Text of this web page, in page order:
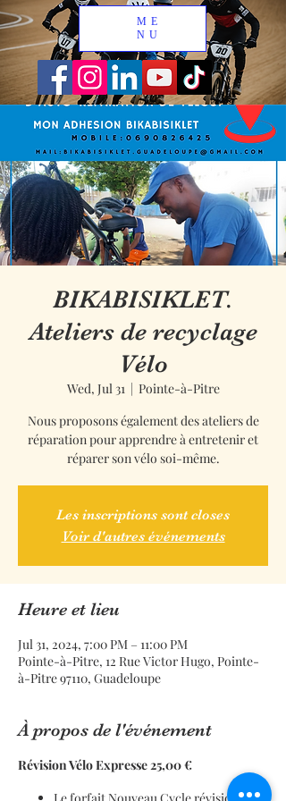
ME
NU
BIKABISIKLET.
Ateliers de recyclage
Vélo
Wed, Jul 31
  |
Pointe-à-Pitre
Nous proposons également des ateliers de
réparation pour apprendre à entretenir et
réparer son vélo soi-même.
Les inscriptions sont closes
Voir d'autres événements
Heure et lieu
Jul 31, 2024, 7:00 PM – 11:00 PM
Pointe-à-Pitre, 12 Rue Victor Hugo, Pointe-
à-Pitre 97110, Guadeloupe
À propos de l'événement
Révision Vélo Expresse 25,00 €